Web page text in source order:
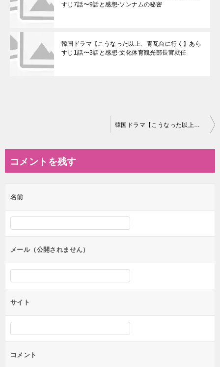
すじ7話〜9話と感想-ソンナムの秘密
韓国ドラマ【こうなった以上、青瓦台に行く】あら
すじ1話〜3話と感想-文化体育観光部長官就任
ビ
ー
シ
ョ
ン
コメントを残す
名前
メール（公開されません）
サイト
コメント